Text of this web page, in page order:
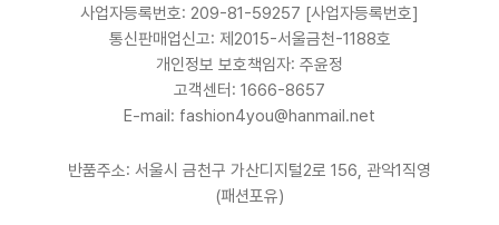
사업자등록번호: 209-81-59257 [사업자등록번호]
통신판매업신고: 제2015-서울금천-1188호
개인정보 보호책임자: 주윤정
고객센터: 1666-8657
E-mail: fashion4you@hanmail.net
반품주소: 서울시 금천구 가산디지털2로 156, 관악1직영
(패션포유)